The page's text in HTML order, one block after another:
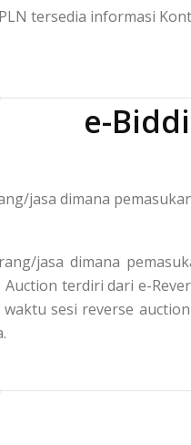
tersedia informasi
e-
jasa dimana
jasa dimana
Auction terdiri dari e-
sesi reverse